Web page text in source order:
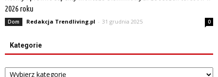
2026 roku
Dom Redakcja Trendliving.pl - 31 grudnia 2025 0
Kategorie
Kategorie